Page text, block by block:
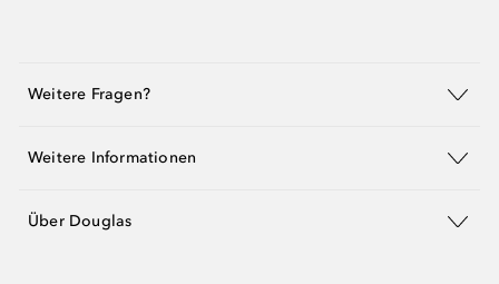
Weitere Fragen?
Weitere Informationen
Über Douglas